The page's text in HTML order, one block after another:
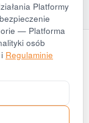
Platformy
— Platforma
osób
i Regulaminie